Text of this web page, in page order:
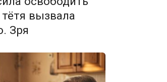
вызвала
Зря